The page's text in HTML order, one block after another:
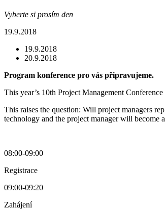
Vyberte si prosím den
19.9.2018
19.9.2018
20.9.2018
Program konference pro vás připravujeme.
This year’s 10th Project Management
This raises the question: Will project managers
technology and the project manager will become
08:00-09:00
Registrace
09:00-09:20
Zahájení